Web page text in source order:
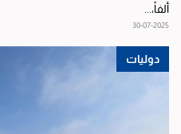
ألفاً،...
30-07-2025
دوليات